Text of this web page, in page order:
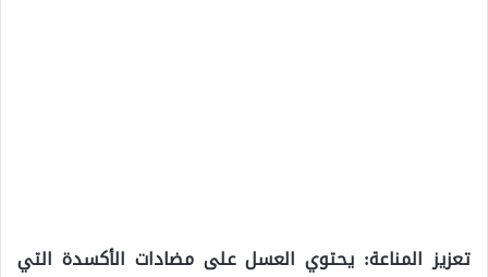
تعزيز المناعة: يحتوي العسل على مضادات الأكسدة التي